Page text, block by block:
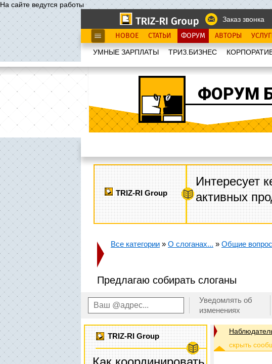
На сайте ведутся работы
Заказ звонка
НОВОЕ СТАТЬИ ФОРУМ АВТОРЫ
УМНЫЕ ЗАРПЛАТЫ ТРИЗ.БИЗНЕС
ФОРУМ
TRIZ-RI Group
Интересует
активных
Все категории » О слоганах... » Общие
Предлагаю собирать слоганы
Уведомлять об
изменениях
TRIZ-RI Group